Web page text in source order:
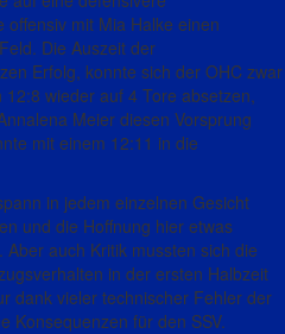
mit Mia Halke einen
Die Auszeit der
Erfolg, konnte sich der OHC zwar
wieder auf 4 Tore absetzen,
Meier diesen Vorsprung
mit einem 12:11 in die
in jedem einzelnen Gesicht
und die Hoffnung hier etwas
Aber auch Kritik mussten sich die
in der ersten Halbzeit
dank vieler technischer Fehler der
Konsequenzen für den SSV.